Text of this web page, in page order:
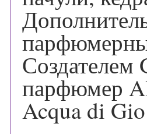
Создателем
парфюмер
Acqua di